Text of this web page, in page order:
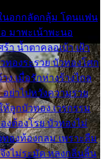
นอกกลัดกลุ้ม โดนแฟน
มาพะเน้าพะนอ
ร้า น้ำตาคลอเบ้า เฝ้า
องระรวย บัวทองโศก
ง เมื่อรักห่างร้างไกล
ย่าไปหวังความรวย
ห้ลูกบัวทอง เวรกรรม
งต้องโรย บัวทองไม่
องท้องกลม เพราะลืม
งไม่ระมัด หลงกลิ่นลิ้น